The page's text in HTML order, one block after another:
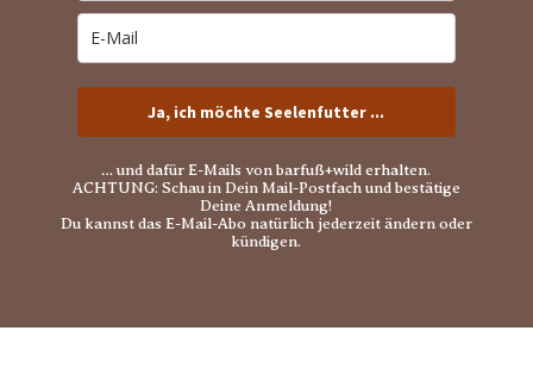
Ja, ich möchte Seelenfutter ...
… und dafür E-Mails von barfuß+wild erhalten.
ACHTUNG: Schau in Dein Mail-Postfach und bestätige
Deine Anmeldung!
Du kannst das E-Mail-Abo natürlich jederzeit ändern oder
kündigen.